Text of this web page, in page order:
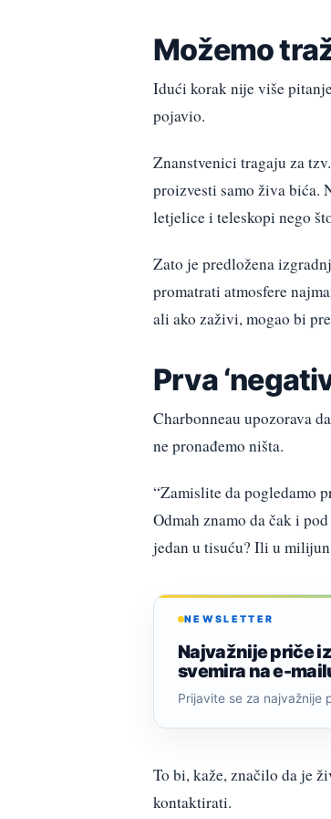
Možemo
Idući korak nije više
pojavio.
Znanstvenici tragaju za
proizvesti samo živa bića.
letjelice i teleskopi nego
Zato je predložena
promatrati atmosfere
ali ako zaživi, mogao bi
Prva
Charbonneau upozorava
ne pronađemo ništa.
“Zamislite da pogledamo
Odmah znamo da čak i
jedan u tisuću? Ili u
NEWSLETTER
Najvažnije priče iz
svemira na e-
Prijavite se za najvažnije
To bi, kaže, značilo da je
kontaktirati.